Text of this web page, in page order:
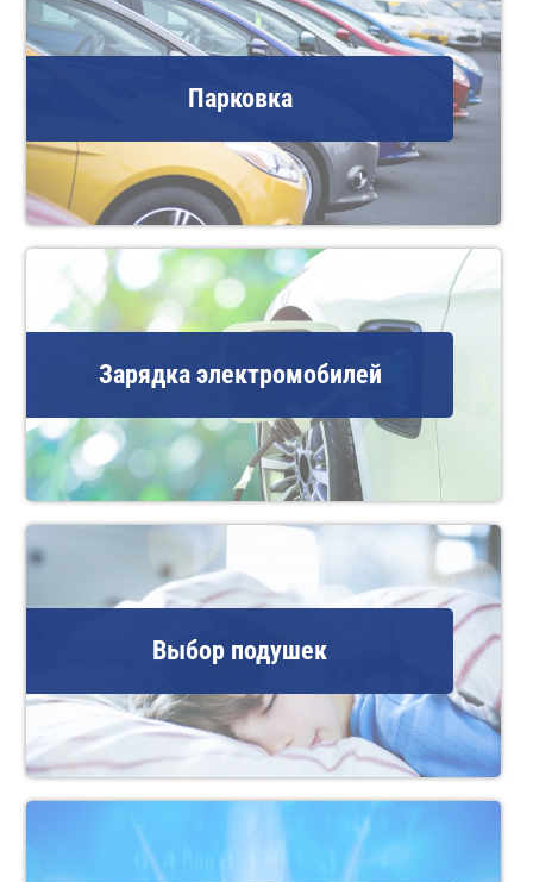
Парковка
Зарядка электромобилей
Выбор подушек